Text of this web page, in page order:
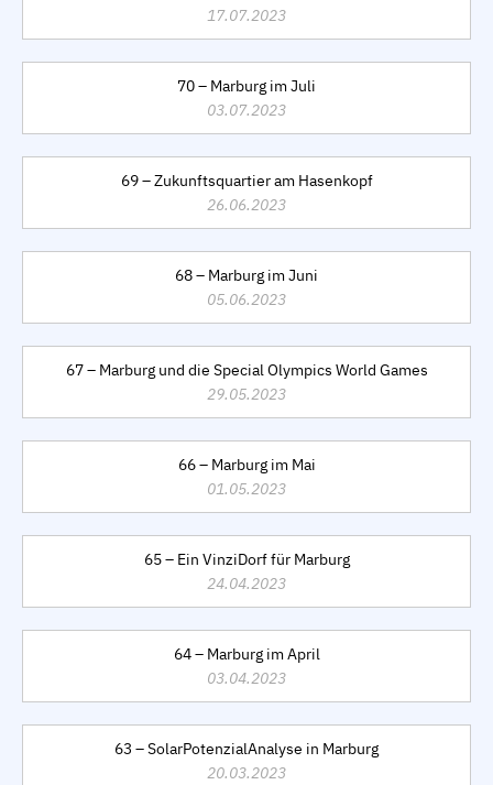
17.07.2023
70 – Marburg im Juli
03.07.2023
69 – Zukunftsquartier am Hasenkopf
26.06.2023
68 – Marburg im Juni
05.06.2023
67 – Marburg und die Special Olympics World Games
29.05.2023
66 – Marburg im Mai
01.05.2023
65 – Ein VinziDorf für Marburg
24.04.2023
64 – Marburg im April
03.04.2023
63 – SolarPotenzialAnalyse in Marburg
20.03.2023